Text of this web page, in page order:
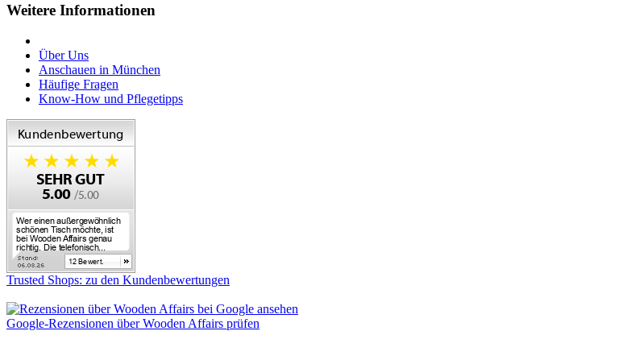
Weitere Informationen
Über Uns
Anschauen in München
Häufige Fragen
Know-How und Pflegetipps
Trusted Shops: zu den Kundenbewertungen
Google-Rezensionen über Wooden Affairs prüfen